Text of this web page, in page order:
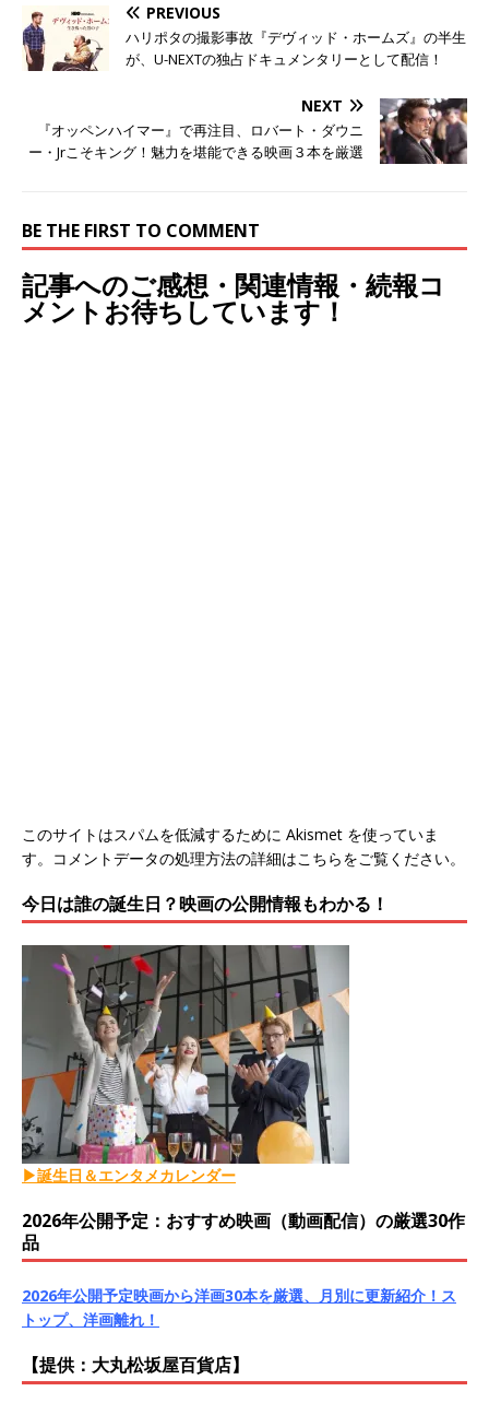
PREVIOUS
ハリポタの撮影事故『デヴィッド・ホームズ』の半生
が、U-NEXTの独占ドキュメンタリーとして配信！
NEXT
『オッペンハイマー』で再注目、ロバート・ダウニ
ー・Jrこそキング！魅力を堪能できる映画３本を厳選
BE THE FIRST TO COMMENT
記事へのご感想・関連情報・続報コ
メントお待ちしています！
このサイトはスパムを低減するために Akismet を使っていま
す。
コメントデータの処理方法の詳細はこちらをご覧ください。
今日は誰の誕生日？映画の公開情報もわかる！
▶誕生日＆エンタメカレンダー
2026年公開予定：おすすめ映画（動画配信）の厳選30作
品
2026年公開予定映画から洋画30本を厳選、月別に更新紹介！ス
トップ、洋画離れ！
【提供：大丸松坂屋百貨店】